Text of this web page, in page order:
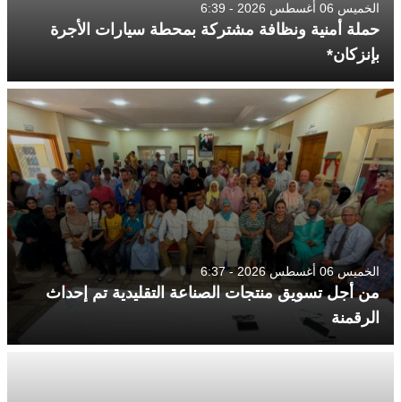
الخميس 06 أغسطس 2026 - 6:39
حملة أمنية ونظافة مشتركة بمحطة سيارات الأجرة
بإنزكان*
الخميس 06 أغسطس 2026 - 6:37
من أجل تسويق منتجات الصناعة التقليدية تم إحداث
الرقمنة